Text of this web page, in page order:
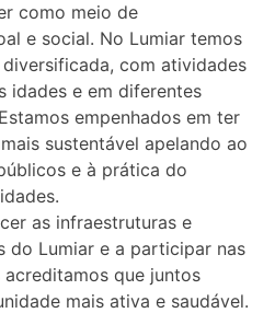
como meio de
e social. No Lumiar temos
com atividades
idades e em diferentes
empenhados em ter
sustentável apelando ao
e à prática do
as infraestruturas e
do Lumiar e a participar nas
que juntos
mais ativa e saudável.